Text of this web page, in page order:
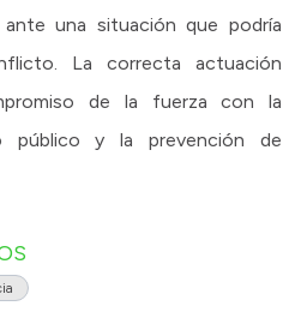
una situación que podría
La correcta actuación
de la fuerza con la
público y la prevención de